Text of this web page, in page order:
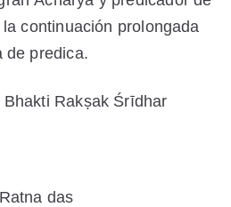
continuación prolongada
de predica.
Rakṣak Śrīdhar
das